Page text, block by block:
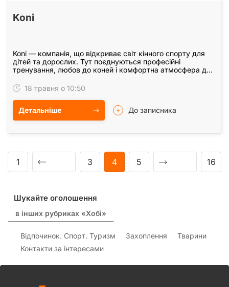
Koni
Koni — компанія, що відкриває світ кінного спорту для
дітей та дорослих. Тут поєднуються професійні
тренування, любов до коней і комфортна атмосфера для
18 травня о 10:50
Детальніше До записника
1 3 4 5 16
Шукайте оголошення
в інших рубриках «Хобі»
Відпочинок. Спорт. Туризм Захоплення
Тварини
Контакти за інтересами